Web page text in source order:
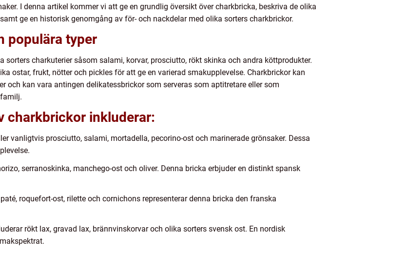
I denna artikel kommer vi att ge en grundlig översikt över charkbricka, beskriva de olika
ge en historisk genomgång av för- och nackdelar med olika sorters charkbrickor.
populära typer
sorters charkuterier såsom salami, korvar, prosciutto, rökt skinka och andra köttprodukter.
ostar, frukt, nötter och pickles för att ge en varierad smakupplevelse. Charkbrickor kan
och kan vara antingen delikatessbrickor som serveras som aptitretare eller som
charkbrickor inkluderar:
vanligtvis prosciutto, salami, mortadella, pecorino-ost och marinerade grönsaker. Dessa
serranoskinka, manchego-ost och oliver. Denna bricka erbjuder en distinkt spansk
roquefort-ost, rilette och cornichons representerar denna bricka den franska
rökt lax, gravad lax, brännvinskorvar och olika sorters svensk ost. En nordisk